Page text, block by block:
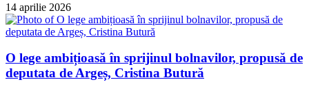
14 aprilie 2026
O lege ambițioasă în sprijinul bolnavilor, propusă de
deputata de Argeș, Cristina Butură